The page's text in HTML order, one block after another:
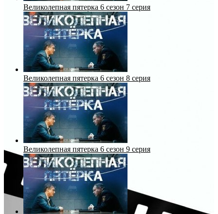
Великолепная пятерка 6 сезон 7 серия
Великолепная пятерка 6 сезон 8 серия
Великолепная пятерка 6 сезон 9 серия